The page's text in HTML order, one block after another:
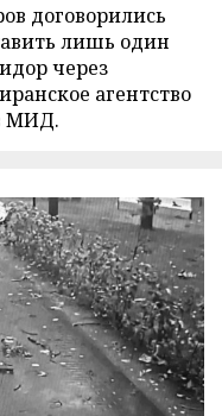
договорились
лишь один
через
агентство
МИД.